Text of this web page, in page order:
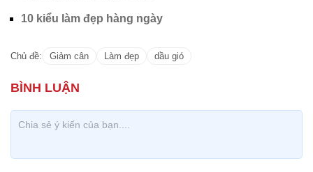
10 kiểu làm đẹp hàng ngày
Chủ đề: Giảm cân Làm đẹp dầu gió